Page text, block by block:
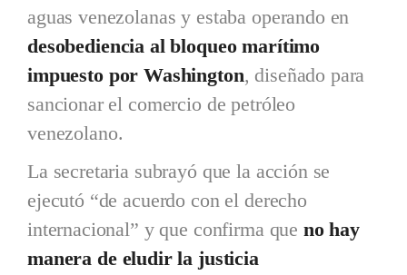
aguas venezolanas y estaba operando en
desobediencia al bloqueo marítimo
impuesto por Washington, diseñado para
sancionar el comercio de petróleo
venezolano.
La secretaria subrayó que la acción se
ejecutó “de acuerdo con el derecho
internacional” y que confirma que no hay
manera de eludir la justicia